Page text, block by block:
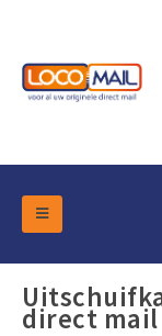
direct mail
DM Marketing Tools
Overzicht
Verpakkingen
Branche